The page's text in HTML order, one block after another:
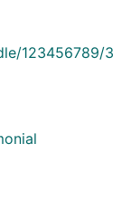
123456789/3